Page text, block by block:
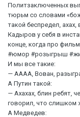
Политзаключенных
тюрьм со словами
такой беспредел, ахах,
Кадыров у себя в
конце, когда про
#юмор #розыгрыш
И мы все такие:
— АААА, Вован,
А Путин такой:
— Ахахах, блин ребят,
говорил, что слишком
А Медведев: